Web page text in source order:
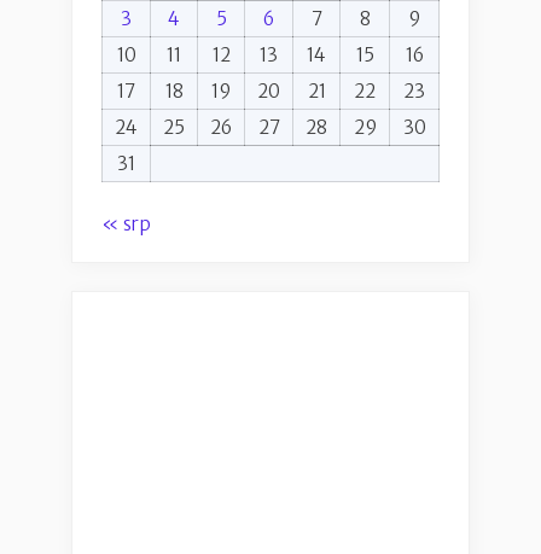
3
4 5 6 7 8
9
10
11 12 13 14 15
16
17
18 19 20 21 22
23
24
25 26 27 28 29
30
31
« srp